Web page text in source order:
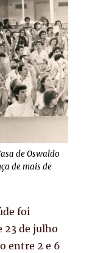
de Oswaldo
de mais de
foi
23 de julho
entre 2 e 6